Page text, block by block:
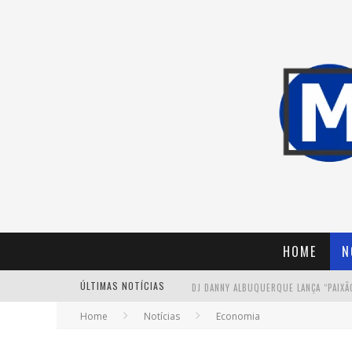
HOME
ÚLTIMAS NOTÍCIAS
Home Notícias Economia